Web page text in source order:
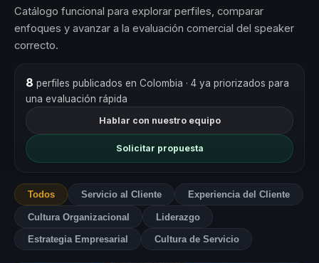
Catálogo funcional para explorar perfiles, comparar
enfoques y avanzar a la evaluación comercial del speaker
correcto.
8 perfiles publicados en Colombia · 4 ya priorizados para
una evaluación rápida
Hablar con nuestro equipo
Solicitar propuesta
Todos Servicio al Cliente Experiencia del Cliente
Cultura Organizacional Liderazgo
Estrategia Empresarial Cultura de Servicio